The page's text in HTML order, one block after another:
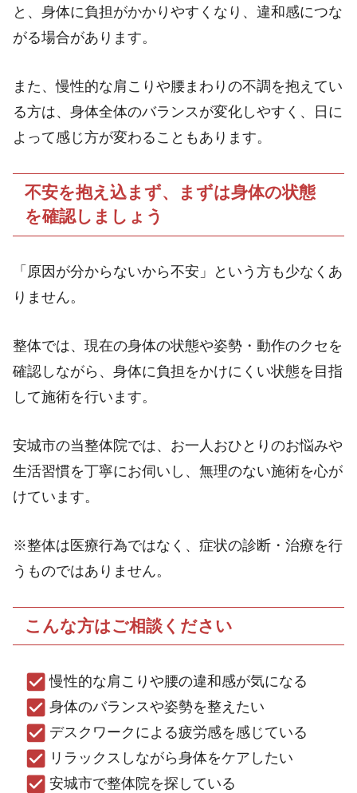
と、身体に負担がかかりやすくなり、違和感につな
がる場合があります。
また、慢性的な肩こりや腰まわりの不調を抱えてい
る方は、身体全体のバランスが変化しやすく、日に
よって感じ方が変わることもあります。
不安を抱え込まず、まずは身体の状態
を確認しましょう
「原因が分からないから不安」という方も少なくあ
りません。
整体では、現在の身体の状態や姿勢・動作のクセを
確認しながら、身体に負担をかけにくい状態を目指
して施術を行います。
安城市の当整体院では、お一人おひとりのお悩みや
生活習慣を丁寧にお伺いし、無理のない施術を心が
けています。
※整体は医療行為ではなく、症状の診断・治療を行
うものではありません。
こんな方はご相談ください
慢性的な肩こりや腰の違和感が気になる
身体のバランスや姿勢を整えたい
デスクワークによる疲労感を感じている
リラックスしながら身体をケアしたい
安城市で整体院を探している